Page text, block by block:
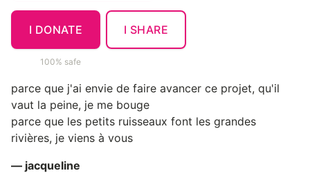
I DONATE
100% safe
I SHARE
parce que j'ai envie de faire avancer ce projet, qu'il
vaut la peine, je me bouge
parce que les petits ruisseaux font les grandes
rivières, je viens à vous
— jacqueline